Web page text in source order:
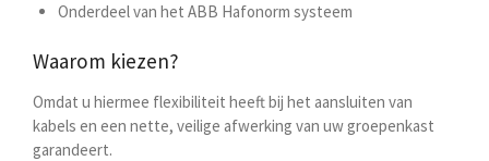
Onderdeel van het ABB Hafonorm systeem
Waarom kiezen?
Omdat u hiermee flexibiliteit heeft bij het aansluiten van
kabels en een nette, veilige afwerking van uw groepenkast
garandeert.